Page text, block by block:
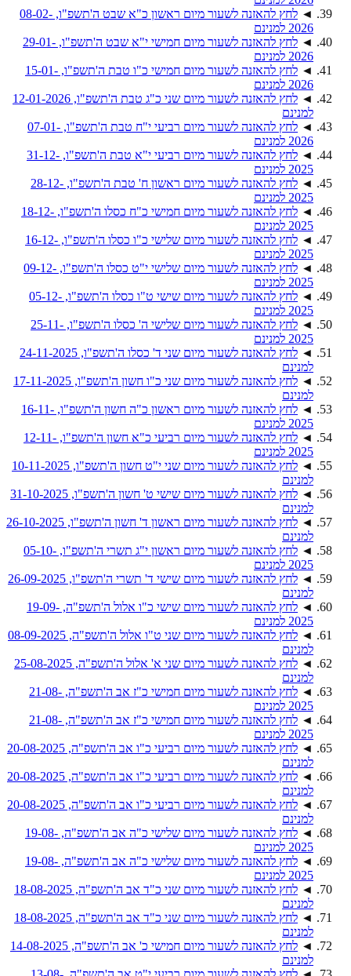
◄
לחץ להאזנה לשעור מיום ראשון כ"א שבט ה'תשפ"ו, 08-02-
2026 למנינם
◄
לחץ להאזנה לשעור מיום חמישי י"א שבט ה'תשפ"ו, 29-01-
2026 למנינם
◄
לחץ להאזנה לשעור מיום חמישי כ"ו טבת ה'תשפ"ו, 15-01-
2026 למנינם
◄
לחץ להאזנה לשעור מיום שני כ"ג טבת ה'תשפ"ו, 12-01-2026
למנינם
◄
לחץ להאזנה לשעור מיום רביעי י"ח טבת ה'תשפ"ו, 07-01-
2026 למנינם
◄
לחץ להאזנה לשעור מיום רביעי י"א טבת ה'תשפ"ו, 31-12-
2025 למנינם
◄
לחץ להאזנה לשעור מיום ראשון ח' טבת ה'תשפ"ו, 28-12-
2025 למנינם
◄
לחץ להאזנה לשעור מיום חמישי כ"ח כסלו ה'תשפ"ו, 18-12-
2025 למנינם
◄
לחץ להאזנה לשעור מיום שלישי כ"ו כסלו ה'תשפ"ו, 16-12-
2025 למנינם
◄
לחץ להאזנה לשעור מיום שלישי י"ט כסלו ה'תשפ"ו, 09-12-
2025 למנינם
◄
לחץ להאזנה לשעור מיום שישי ט"ו כסלו ה'תשפ"ו, 05-12-
2025 למנינם
◄
לחץ להאזנה לשעור מיום שלישי ה' כסלו ה'תשפ"ו, 25-11-
2025 למנינם
◄
לחץ להאזנה לשעור מיום שני ד' כסלו ה'תשפ"ו, 24-11-2025
למנינם
◄
לחץ להאזנה לשעור מיום שני כ"ו חשון ה'תשפ"ו, 17-11-2025
למנינם
◄
לחץ להאזנה לשעור מיום ראשון כ"ה חשון ה'תשפ"ו, 16-11-
2025 למנינם
◄
לחץ להאזנה לשעור מיום רביעי כ"א חשון ה'תשפ"ו, 12-11-
2025 למנינם
◄
לחץ להאזנה לשעור מיום שני י"ט חשון ה'תשפ"ו, 10-11-2025
למנינם
◄
לחץ להאזנה לשעור מיום שישי ט' חשון ה'תשפ"ו, 31-10-2025
למנינם
◄
לחץ להאזנה לשעור מיום ראשון ד' חשון ה'תשפ"ו, 26-10-2025
למנינם
◄
לחץ להאזנה לשעור מיום ראשון י"ג תשרי ה'תשפ"ו, 05-10-
2025 למנינם
◄
לחץ להאזנה לשעור מיום שישי ד' תשרי ה'תשפ"ו, 26-09-2025
למנינם
◄
לחץ להאזנה לשעור מיום שישי כ"ו אלול ה'תשפ"ה, 19-09-
2025 למנינם
◄
לחץ להאזנה לשעור מיום שני ט"ו אלול ה'תשפ"ה, 08-09-2025
למנינם
◄
לחץ להאזנה לשעור מיום שני א' אלול ה'תשפ"ה, 25-08-2025
למנינם
◄
לחץ להאזנה לשעור מיום חמישי כ"ז אב ה'תשפ"ה, 21-08-
2025 למנינם
◄
לחץ להאזנה לשעור מיום חמישי כ"ז אב ה'תשפ"ה, 21-08-
2025 למנינם
◄
לחץ להאזנה לשעור מיום רביעי כ"ו אב ה'תשפ"ה, 20-08-2025
למנינם
◄
לחץ להאזנה לשעור מיום רביעי כ"ו אב ה'תשפ"ה, 20-08-2025
למנינם
◄
לחץ להאזנה לשעור מיום רביעי כ"ו אב ה'תשפ"ה, 20-08-2025
למנינם
◄
לחץ להאזנה לשעור מיום שלישי כ"ה אב ה'תשפ"ה, 19-08-
2025 למנינם
◄
לחץ להאזנה לשעור מיום שלישי כ"ה אב ה'תשפ"ה, 19-08-
2025 למנינם
◄
לחץ להאזנה לשעור מיום שני כ"ד אב ה'תשפ"ה, 18-08-2025
למנינם
◄
לחץ להאזנה לשעור מיום שני כ"ד אב ה'תשפ"ה, 18-08-2025
למנינם
◄
לחץ להאזנה לשעור מיום חמישי כ' אב ה'תשפ"ה, 14-08-2025
למנינם